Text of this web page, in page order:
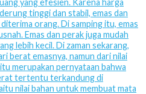
yang efesien. Karena harga
tinggi dan stabil, emas dan
orang. Di samping itu, emas
Emas dan perak juga mudah
lebih kecil. Di zaman sekarang,
berat emasnya, namun dari nilai
merupakan pernyataan bahwa
tertentu terkandung di
nilai bahan untuk membuat mata